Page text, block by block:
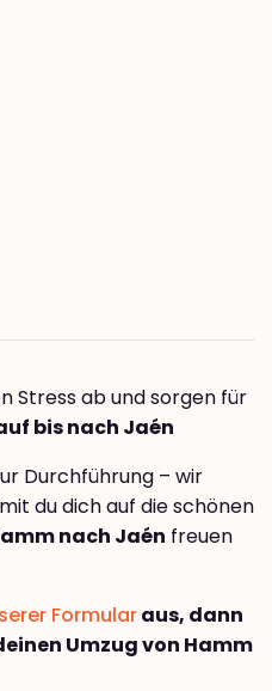
Stress ab und sorgen für
bis nach Jaén
Durchführung – wir
du dich auf die schönen
nach Jaén freuen
Formularaus, dann
Umzug von Hamm